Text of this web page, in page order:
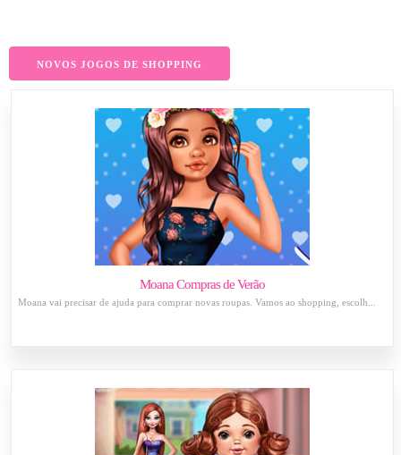
NOVOS JOGOS DE SHOPPING
Moana Compras de Verão
Moana vai precisar de ajuda para comprar novas roupas. Vamos ao shopping, escolh...